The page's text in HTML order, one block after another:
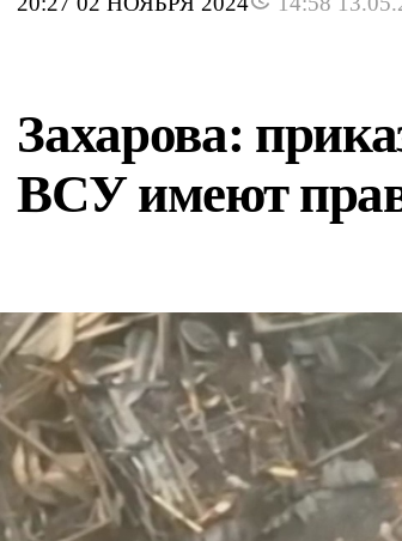
Захарова:
ВСУ имеют